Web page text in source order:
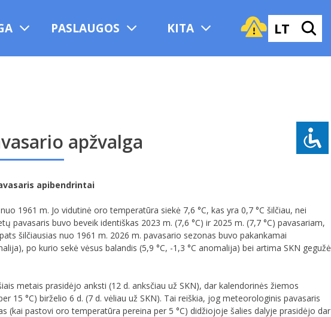
PASLAUGOS KITA LT
apžvalga
apibendrintai
1961 m. Jo vidutinė oro temperatūra siekė 7,6 °C, kas yra 0,7 °C šilčiau, nei
buvo beveik identiškas 2023 m. (7,6 °C) ir 2025 m. (7,7 °C) pavasariam,
šilčiausias nuo 1961 m. 2026 m. pavasario sezonas buvo pakankamai
po kurio sekė vėsus balandis (5,9 °C, -1,3 °C anomalija) bei artima SKN gegužė
metais prasidėjo anksti (12 d. anksčiau už SKN), dar kalendorinės žiemos
°C) birželio 6 d. (7 d. vėliau už SKN). Tai reiškia, jog meteorologinis pavasaris
(kai pastovi oro temperatūra pereina per 5 °C) didžiojoje šalies dalyje prasidėjo dar